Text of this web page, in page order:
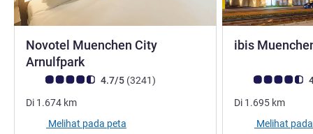
Novotel Muenchen City
Arnulfpark
Catatan tamu Avis (Peringkat ALL)
4.7/5 (3241ulasan
)
Di 1.674 km
Melihat pada peta
ibis
Catatan tamu
Di 1.695 km
Melihat